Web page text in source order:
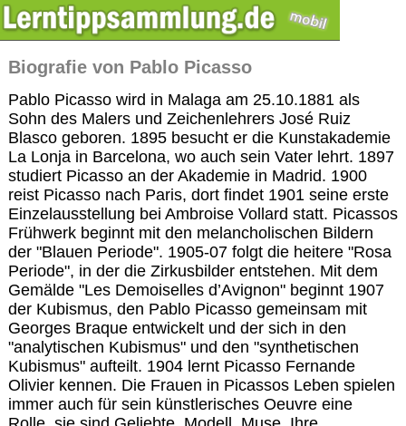
Biografie von Pablo Picasso
Pablo Picasso wird in Malaga am 25.10.1881 als
Sohn des Malers und Zeichenlehrers José Ruiz
Blasco geboren. 1895 besucht er die Kunstakademie
La Lonja in Barcelona, wo auch sein Vater lehrt. 1897
studiert Picasso an der Akademie in Madrid. 1900
reist Picasso nach Paris, dort findet 1901 seine erste
Einzelausstellung bei Ambroise Vollard statt. Picassos
Frühwerk beginnt mit den melancholischen Bildern
der "Blauen Periode". 1905-07 folgt die heitere "Rosa
Periode", in der die Zirkusbilder entstehen. Mit dem
Gemälde "Les Demoiselles d’Avignon" beginnt 1907
der Kubismus, den Pablo Picasso gemeinsam mit
Georges Braque entwickelt und der sich in den
"analytischen Kubismus" und den "synthetischen
Kubismus" aufteilt. 1904 lernt Picasso Fernande
Olivier kennen. Die Frauen in Picassos Leben spielen
immer auch für sein künstlerisches Oeuvre eine